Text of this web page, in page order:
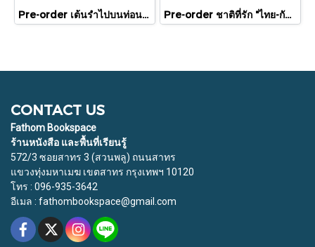
Pre-order เต้นรำไปบนท่อนแขนอ่อนนุ่ม / นทธี ศศิวิมล / Pandora Press Pre-order ชาติที่รัก "ไทย-กัมพูชา" กับเส้นสมมติ / พวงทอง ภวัครพันธุ์ / มติชน
CONTACT US
Fathom Bookspace
ร้านหนังสือ และพื้นที่เรียนรู้
572/3 ซอยสาทร 3 (สวนพลู) ถนนสาทร
แขวงทุ่งมหาเมฆ เขตสาทร กรุงเทพฯ 10120
โทร : 096-935-3642
อีเมล : fathombookspace@gmail.com